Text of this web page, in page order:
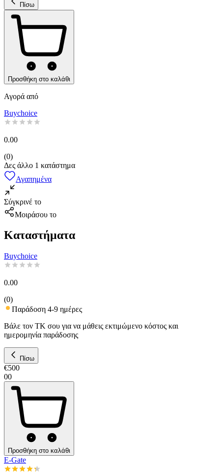
Πίσω
Προσθήκη στο καλάθι
Αγορά από
Buychoice
0.00
(0)
Δες άλλο 1 κατάστημα
Αγαπημένα
Σύγκρινέ το
Μοιράσου το
Καταστήματα
Buychoice
0.00
(0)
Παράδοση 4-9 ημέρες
Βάλε τον ΤΚ σου για να μάθεις εκτιμώμενο κόστος και
ημερομηνία παράδοσης
Πίσω
€500
00
Προσθήκη στο καλάθι
E-Gate